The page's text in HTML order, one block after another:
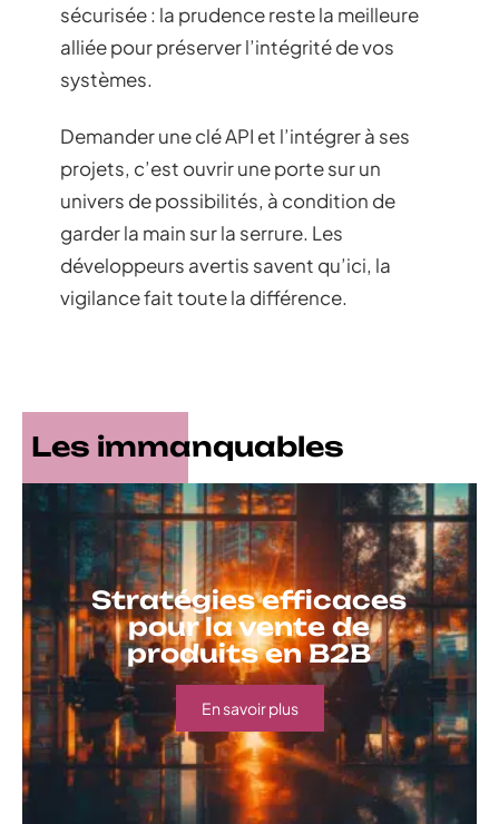
sécurisée : la prudence reste la meilleure
alliée pour préserver l’intégrité de vos
systèmes.
Demander une clé API et l’intégrer à ses
projets, c’est ouvrir une porte sur un
univers de possibilités, à condition de
garder la main sur la serrure. Les
développeurs avertis savent qu’ici, la
vigilance fait toute la différence.
Les immanquables
Stratégies efficaces
pour la vente de
produits en B2B
En savoir plus